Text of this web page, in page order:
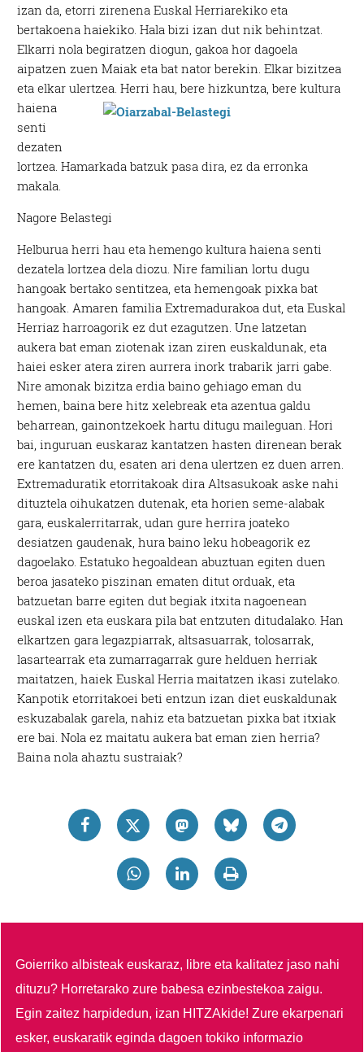
izan da, etorri zirenena Euskal Herriarekiko eta
bertakoena haiekiko. Hala bizi izan dut nik behintzat.
Elkarri nola begiratzen diogun, gakoa hor dagoela
aipatzen zuen Maiak eta bat nator berekin. Elkar bizitzea
eta elkar ulertzea.Herri hau, bere hizkuntza, bere kultura
haiena
senti
dezaten
lortzea. Hamarkada batzuk pasa dira, ez da erronka
makala.
Nagore Belastegi
Helburua herri hau eta hemengo kultura haiena senti
dezatela lortzea dela diozu. Nire familian lortu dugu
hangoak bertako sentitzea, eta hemengoak pixka bat
hangoak. Amaren familia Extremadurakoa dut, eta Euskal
Herriaz harroagorik ez dut ezagutzen. Une latzetan
aukera bat eman ziotenak izan ziren euskaldunak, eta
haiei esker atera ziren aurrera inork trabarik jarri gabe.
Nire amonak bizitza erdia baino gehiago eman du
hemen, baina bere hitz xelebreak eta azentua galdu
beharrean, gainontzekoek hartu ditugu maileguan. Hori
bai, inguruan euskaraz kantatzen hasten direnean berak
ere kantatzen du, esaten ari dena ulertzen ez duen arren.
Extremaduratik etorritakoak dira Altsasukoak aske nahi
dituztela oihukatzen dutenak, eta horien seme-alabak
gara, euskalerritarrak, udan gure herrira joateko
desiatzen gaudenak, hura baino leku hobeagorik ez
dagoelako. Estatuko hegoaldean abuztuan egiten duen
beroa jasateko piszinan ematen ditut orduak, eta
batzuetan barre egiten dut begiak itxita nagoenean
euskal izen eta euskara pila bat entzuten ditudalako. Han
elkartzen gara legazpiarrak, altsasuarrak, tolosarrak,
lasartearrak eta zumarragarrak gure helduen herriak
maitatzen, haiek Euskal Herria maitatzen ikasi zutelako.
Kanpotik etorritakoei beti entzun izan diet euskaldunak
eskuzabalak garela, nahiz eta batzuetan pixka bat itxiak
ere bai. Nola ez maitatu aukera bat eman zien herria?
Baina nola ahaztu sustraiak?
Goierriko albisteak euskaraz, libre eta kalitatez jaso nahi
dituzu? Horretarako zure babesa ezinbestekoa zaigu.
Egin zaitez harpidedun, izan HITZAkide!Zure ekarpenari
esker, euskaratik eginda dagoen tokiko informazio